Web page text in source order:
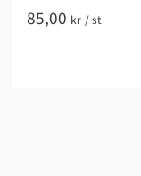
85,00 kr /st